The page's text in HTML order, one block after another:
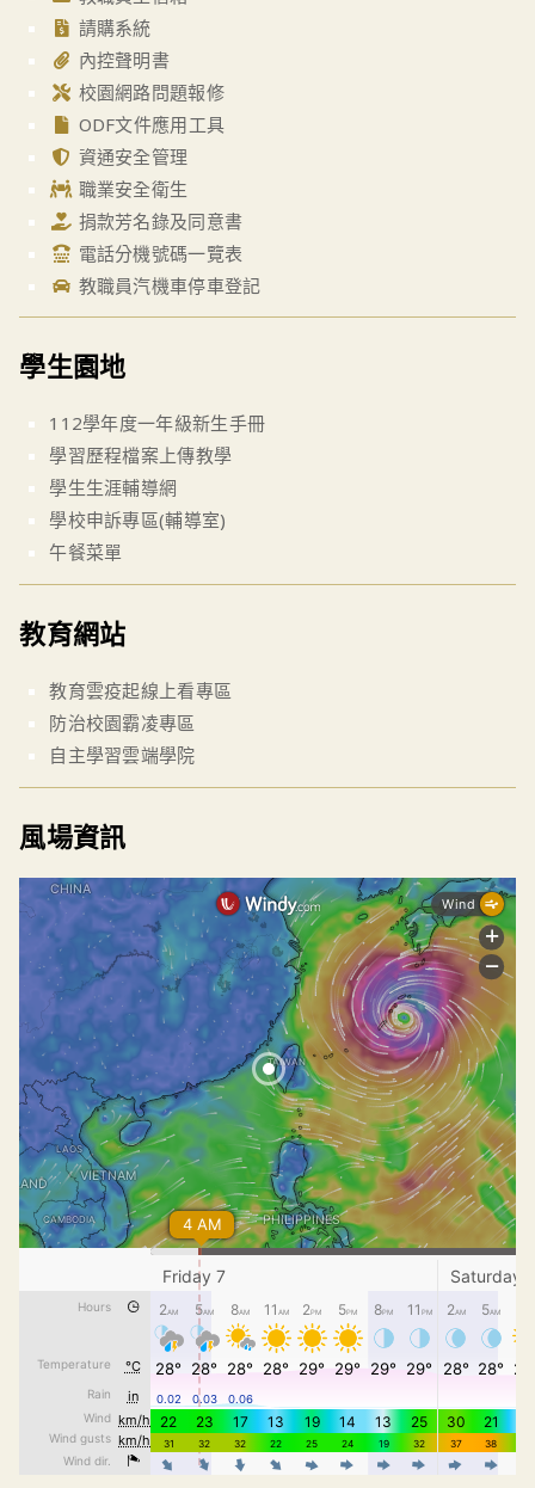
請購系統
內控聲明書
校園網路問題報修
ODF文件應用工具
資通安全管理
職業安全衛生
捐款芳名錄及同意書
電話分機號碼一覽表
教職員汽機車停車登記
學生園地
112學年度一年級新生手冊
學習歷程檔案上傳教學
學生生涯輔導網
學校申訴專區(輔導室)
午餐菜單
教育網站
教育雲疫起線上看專區
防治校園霸凌專區
自主學習雲端學院
風場資訊